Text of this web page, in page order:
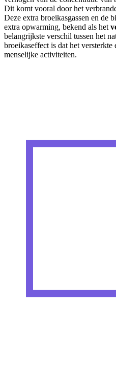
Dit komt vooral door het
Deze extra broeikasgassen en de
extra opwarming, bekend als het
belangrijkste verschil tussen het
broeikaseffect is dat het
menselijke activiteiten.